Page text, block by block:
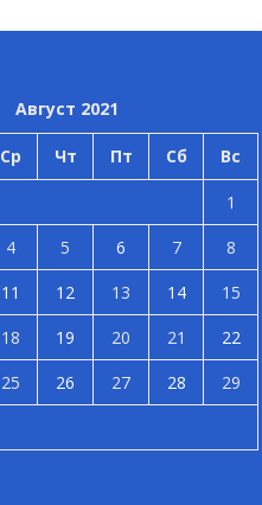
Август 2021
Ср Чт Пт Сб Вс
1
4 5 6 7
8
11 12 13 14
15
18 19 20 21
22
25 26 27 28
29